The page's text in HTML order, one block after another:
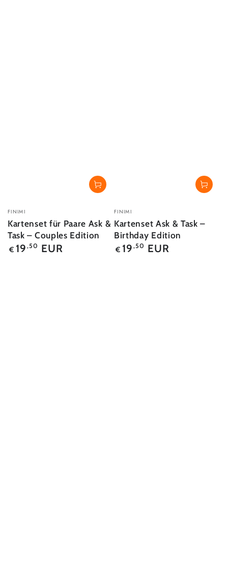
Verkäufer/in:
FINIMI
Kartenset für Paare Ask &
Task – Couples Edition
Regulärer
Preis
€ 19 ,50 EUR
Verkäufer/in:
FINIMI
Kartenset Ask & Task –
Birthday Edition
Regulärer
Preis
€ 19 ,50 EUR